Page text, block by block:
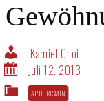
Kamiel Choi
Juli 12, 2013
APHORISMEN